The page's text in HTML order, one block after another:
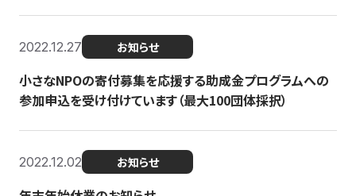
2022.12.27 お知らせ
小さなNPOの寄付募集を応援する助成金プログラムへの
参加申込を受け付けています（最大100団体採択）
2022.12.02 お知らせ